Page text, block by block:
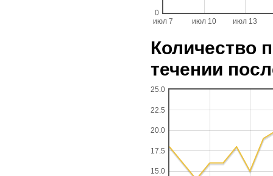
июл 7 июл 10 июл 13
0
Количество
течении
15.0
17.5
20.0
22.5
25.0